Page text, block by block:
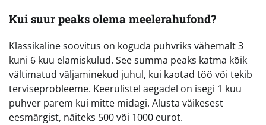
Kui suur peaks olema meelerahufond?
Klassikaline soovitus on koguda puhvriks vähemalt 3
kuni 6 kuu elamiskulud. See summa peaks katma kõik
vältimatud väljaminekud juhul, kui kaotad töö või tekib
terviseprobleeme. Keerulistel aegadel on isegi 1 kuu
puhver parem kui mitte midagi. Alusta väikesest
eesmärgist, näiteks 500 või 1000 eurot.